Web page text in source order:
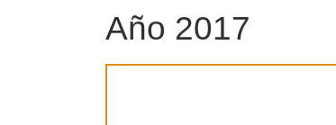
Año 2017